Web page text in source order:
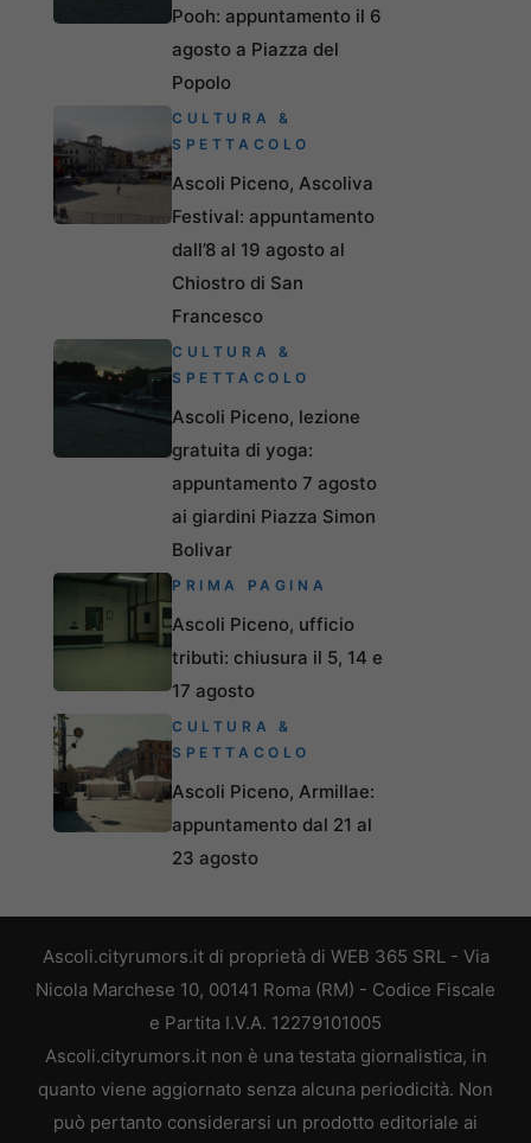
Pooh: appuntamento il 6
agosto a Piazza del
Popolo
CULTURA &
SPETTACOLO
Ascoli Piceno, Ascoliva
Festival: appuntamento
dall’8 al 19 agosto al
Chiostro di San
Francesco
CULTURA &
SPETTACOLO
Ascoli Piceno, lezione
gratuita di yoga:
appuntamento 7 agosto
ai giardini Piazza Simon
Bolivar
PRIMA PAGINA
Ascoli Piceno, ufficio
tributi: chiusura il 5, 14 e
17 agosto
CULTURA &
SPETTACOLO
Ascoli Piceno, Armillae:
appuntamento dal 21 al
23 agosto
Ascoli.cityrumors.it di proprietà di WEB 365 SRL - Via
Nicola Marchese 10, 00141 Roma (RM) - Codice Fiscale
e Partita I.V.A. 12279101005
Ascoli.cityrumors.it non è una testata giornalistica, in
quanto viene aggiornato senza alcuna periodicità. Non
può pertanto considerarsi un prodotto editoriale ai